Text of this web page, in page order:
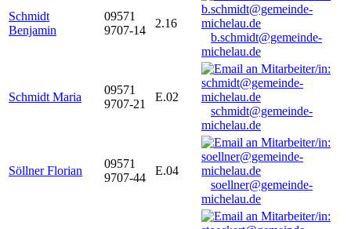
Schmidt
Benjamin
09571
9707-14
2.16
b.schmidt@gemeinde-
michelau.de
Schmidt Maria
09571
9707-21
E.02
schmidt@gemeinde-
michelau.de
Söllner Florian
09571
9707-44
E.04
soellner@gemeinde-
michelau.de